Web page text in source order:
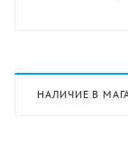
НАЛИЧИЕ В